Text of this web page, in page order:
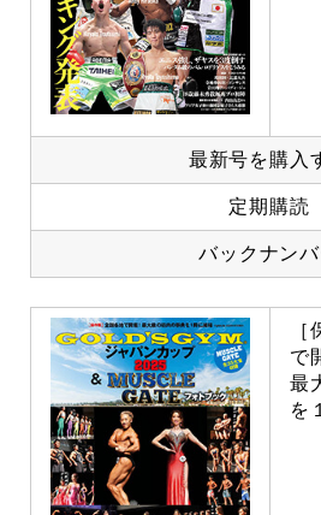
最新号を購入
定期購読
バックナン
で
最
を